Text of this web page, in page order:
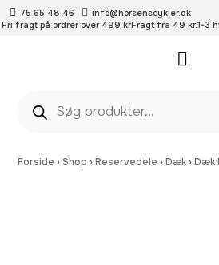
75 65 48 46
info@horsenscykler.dk
Fri fragt på ordrer over 499 krFragt fra 49 kr.1-3
Forside ›Shop ›Reservedele ›Dæk ›Dæk